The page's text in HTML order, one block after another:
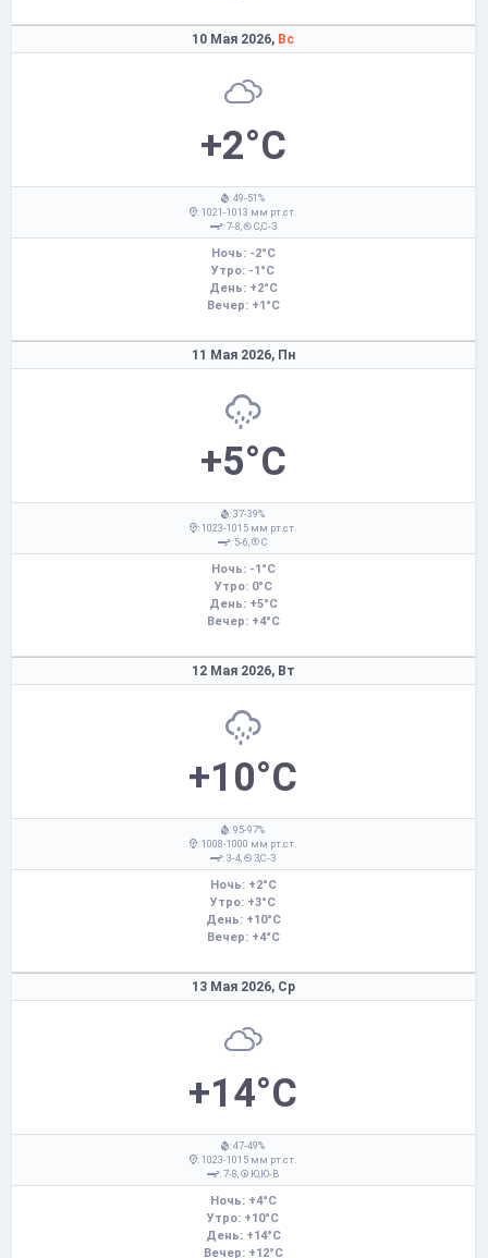
10 Мая 2026, Вс
+2°C
: 49-51%
: 1021-1013 мм рт.ст.
: 7-8,
С,С-З
Ночь: -2°C
Утро: -1°C
День: +2°C
Вечер: +1°C
11 Мая 2026, Пн
+5°C
: 37-39%
: 1023-1015 мм рт.ст.
: 5-6,
С
Ночь: -1°C
Утро: 0°C
День: +5°C
Вечер: +4°C
12 Мая 2026, Вт
+10°C
: 95-97%
: 1008-1000 мм рт.ст.
: 3-4,
З,С-З
Ночь: +2°C
Утро: +3°C
День: +10°C
Вечер: +4°C
13 Мая 2026, Ср
+14°C
: 47-49%
: 1023-1015 мм рт.ст.
: 7-8,
Ю,Ю-В
Ночь: +4°C
Утро: +10°C
День: +14°C
Вечер: +12°C